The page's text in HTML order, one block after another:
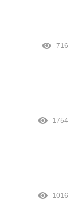
716
1754
1016